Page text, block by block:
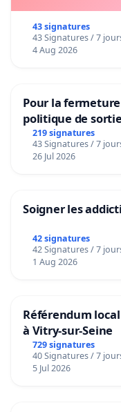
43 signatures
43 Signatures / 7
4 Aug 2026
Pour la
politique de
219 signatures
43 Signatures / 7
26 Jul 2026
Soigner les
42 signatures
42 Signatures / 7
1 Aug 2026
Référendum
à Vitry-sur-Seine
729 signatures
40 Signatures / 7
5 Jul 2026